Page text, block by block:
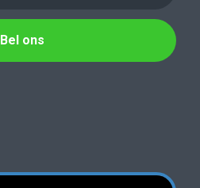
Bel ons